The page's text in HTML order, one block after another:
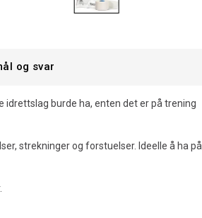
og svar
burde ha, enten det er på trening
strekninger og forstuelser. Ideelle å ha på